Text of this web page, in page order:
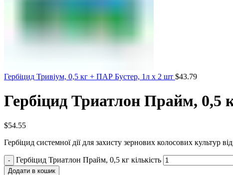
Гербіцид Тривіум, 0,5 кг + ПАР Бустер, 1л х 2 шт $43.79
Гербіцид Триатлон Прайм, 0,5
$54.55
Гербіцид системної дії для захисту зернових колосових культур
Гербіцид Триатлон Прайм, 0,5 кг кількість
Додати в кошик